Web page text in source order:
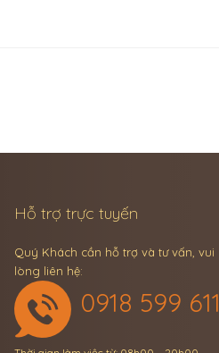
Hỗ trợ trực tuyến
Quý Khách cần hỗ trợ và tư vấn, vui
lòng liên hệ:
0918 599 611